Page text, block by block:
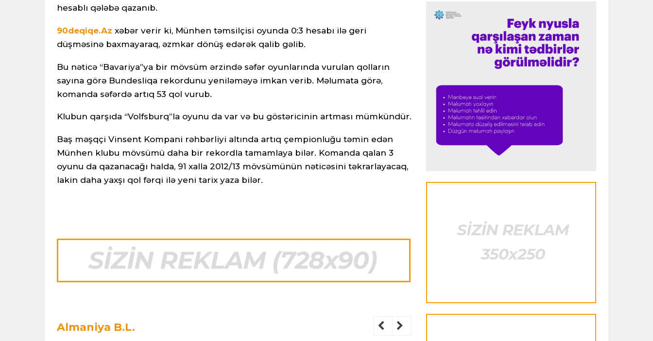
hesablı qələbə qazanıb.
90deqiqe.Az xəbər verir ki, Münhen təmsilçisi oyunda 0:3 hesabı ilə geri
düşməsinə baxmayaraq, əzmkar dönüş edərək qalib gəlib.
Bu nəticə “Bavariya”ya bir mövsüm ərzində səfər oyunlarında vurulan qolların
sayına görə Bundesliqa rekordunu yeniləməyə imkan verib. Məlumata görə,
komanda səfərdə artıq 53 qol vurub.
Klubun qarşıda “Volfsburq”la oyunu da var və bu göstəricinin artması mümkündür.
Baş məşqçi Vinsent Kompani rəhbərliyi altında artıq çempionluğu təmin edən
Münhen klubu mövsümü daha bir rekordla tamamlaya bilər. Komanda qalan 3
oyunu da qazanacağı halda, 91 xalla 2012/13 mövsümünün nəticəsini təkrarlayacaq,
lakin daha yaxşı qol fərqi ilə yeni tarix yaza bilər.
Almaniya B.L.
İspaniya L.L. 01:23 07.08.2026
"Barselona" Mərakeş klubuna qarşı
keçirilməsi planlaşdırılan yoldaşlıq
Dünya çempionatı
"Prezident səlahiyyətlərindən sui-
istifadə edib"- FIFPRO-dan İnfantinoya
"Antonelli çox etibarlı pilota çevrilib"
"Antonelli mövsümün ən yaxşı